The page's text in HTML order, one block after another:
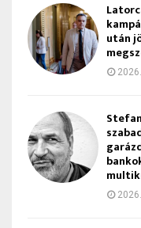
után